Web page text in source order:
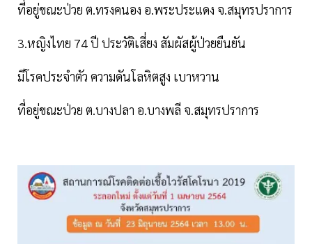
ที่อยู่ขณะป่วย ต.ทรงคนอง อ.พระประแดง จ.สมุทรปราการ
3.หญิงไทย 74 ปี ประวัติเสี่ยง สัมผัสผู้ป่วยยืนยัน
มีโรคประจำตัว ความดันโลหิตสูง เบาหวาน
ที่อยู่ขณะป่วย ต.บางปลา อ.บางพลี จ.สมุทรปราการ